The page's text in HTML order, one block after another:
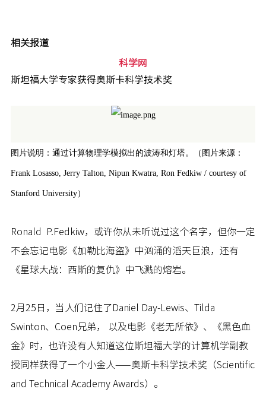
相关报道
科学网
斯坦福大学专家获得奥斯卡科学技术奖
图片说明：通过计算物理学模拟出的波涛和灯塔。（图片来源：
Frank Losasso, Jerry Talton, Nipun Kwatra, Ron Fedkiw / courtesy of
Stanford University）
Ronald P.Fedkiw，或许你从未听说过这个名字，但你一定
不会忘记电影《加勒比海盗》中汹涌的滔天巨浪，还有
《星球大战：西斯的复仇》中飞溅的熔岩。
2月25日，当人们记住了Daniel Day-Lewis、Tilda
Swinton、Coen兄弟， 以及电影《老无所依》、《黑色血
金》时，也许没有人知道这位斯坦福大学的计算机学副教
授同样获得了一个小金人——奥斯卡科学技术奖（Scientific
and Technical Academy Awards）。